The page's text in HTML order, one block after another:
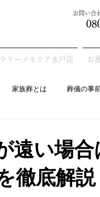
お問い合
リーメモリア水戸店 お
家族葬とは 葬儀の事
遠い場合
徹底解説